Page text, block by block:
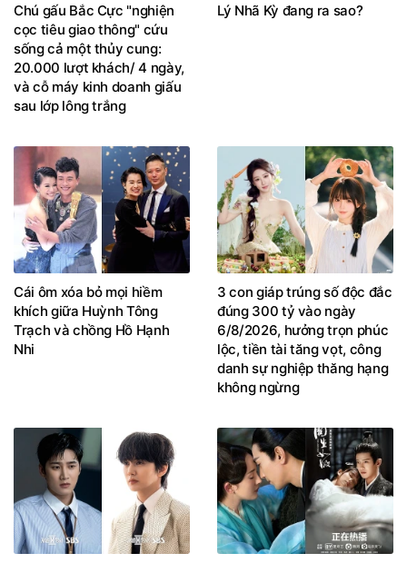
Chú gấu Bắc Cực "nghiện
cọc tiêu giao thông" cứu
sống cả một thủy cung:
20.000 lượt khách/ 4 ngày,
và cỗ máy kinh doanh giấu
sau lớp lông trắng
Lý Nhã Kỳ đang ra sao?
Cái ôm xóa bỏ mọi hiềm
khích giữa Huỳnh Tông
Trạch và chồng Hồ Hạnh
Nhi
3 con giáp trúng số độc đắc
đúng 300 tỷ vào ngày
6/8/2026, hưởng trọn phúc
lộc, tiền tài tăng vọt, công
danh sự nghiệp thăng hạng
không ngừng